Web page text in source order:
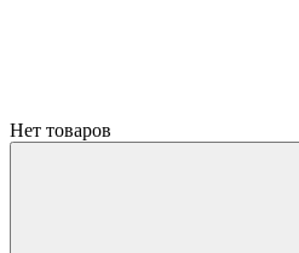
Нет товаров